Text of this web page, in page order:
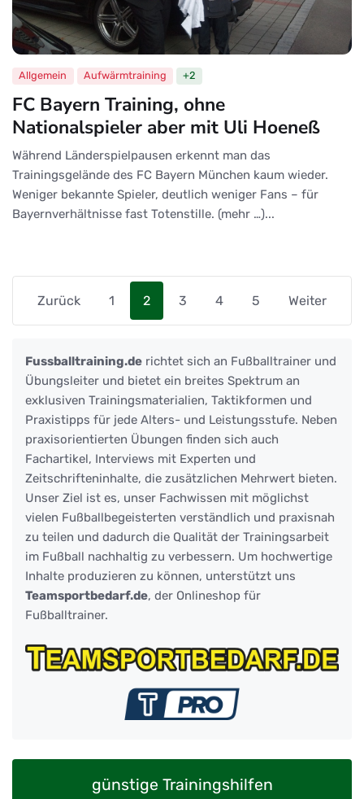
FC Bayern Training, ohne
Nationalspieler aber mit Uli Hoeneß
Während Länderspielpausen erkennt man das
Trainingsgelände des FC Bayern München kaum wieder.
Weniger bekannte Spieler, deutlich weniger Fans – für
Bayernverhältnisse fast Totenstille. (mehr …)...
Allgemein Aufwärmtraining +2
Zurück 1 2 3 4 5 Weiter
Fussballtraining.de richtet sich an Fußballtrainer und
Übungsleiter und bietet ein breites Spektrum an
exklusiven Trainingsmaterialien, Taktikformen und
Praxistipps für jede Alters- und Leistungsstufe. Neben
praxisorientierten Übungen finden sich auch
Fachartikel, Interviews mit Experten und
Zeitschrifteninhalte, die zusätzlichen Mehrwert bieten.
Unser Ziel ist es, unser Fachwissen mit möglichst
vielen Fußballbegeisterten verständlich und praxisnah
zu teilen und dadurch die Qualität der Trainingsarbeit
im Fußball nachhaltig zu verbessern. Um hochwertige
Inhalte produzieren zu können, unterstützt uns
Teamsportbedarf.de, der Onlineshop für
Fußballtrainer.
günstige Trainingshilfen